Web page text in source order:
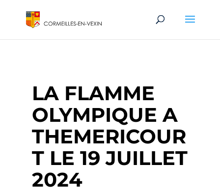
LA FLAMME
OLYMPIQUE A
THEMERICOUR
T LE 19 JUILLET
2024